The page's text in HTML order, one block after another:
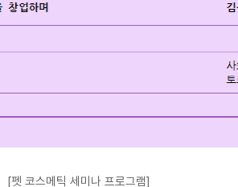
[펫 코스메틱 세미나 프로그램]